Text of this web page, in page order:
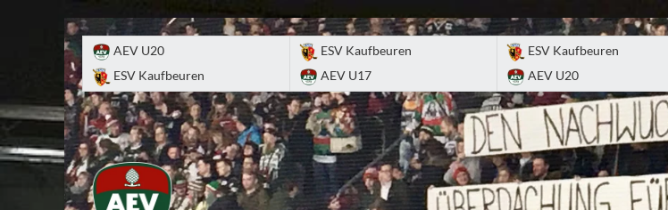
AEV U20
ESV Kaufbeuren
ESV Kaufbeuren
AEV U17
ESV Kaufbeuren
AEV U20